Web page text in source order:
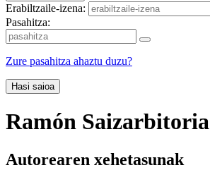
Erabiltzaile-izena:
Pasahitza:
Zure pasahitza ahaztu duzu?
Hasi saioa
Ramón Saizarbitoria
Autorearen xehetasunak